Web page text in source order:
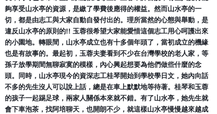
夠享受山水亭的資源，是繳了學費後應得的權益。 然而山水亭的一
切，都是由志工與大家自動自發付出的。 理所當然的心態與舉動，是
違反山水亭的原則的!! 玉蓉很希望大家能愛惜這個志工用心呵護出來
的小園地。轉眼間， 山水亭成立也有十多個年頭了，當初成立的機緣
也是有故事的。 最起初，玉蓉夫妻看到不少在台灣學校的老人家， 等
孫子放學期間無聊寂寞的模樣， 內心興起想要為他們做些什麼的念
頭。同時， 山水亭現今的資深志工桂琴開始到學校學日文， 她內向話
不多的先生沒人可以說上話，總是在車上默默地等待著。 桂琴和玉蓉
的孩子一起踢足球，兩家人關係本來就不錯。 有了山水亭，她先生就
會下車泡茶，找阿培聊天，也開朗不少， 就這樣山水亭慢慢越來越成